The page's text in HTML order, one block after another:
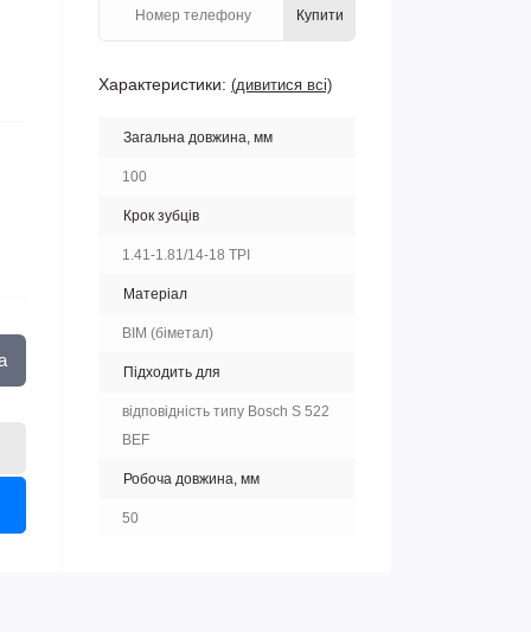
Купити
Характеристики: (дивитися всі)
Загальна довжина, мм
100
Крок зубців
1.41-1.81/14-18 TPI
Матеріал
BIM (біметал)
Підходить для
відповідність типу Bosch S 522
BEF
Робоча довжина, мм
50